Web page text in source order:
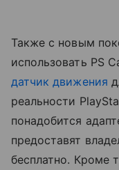
Также с новым
использовать PS
датчик движения
реальности
понадобится
предоставят
бесплатно. Кроме